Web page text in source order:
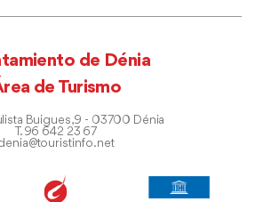
de Dénia
de Turismo
Buigues, 9 - 03700 Dénia
T. 96 642 23 67